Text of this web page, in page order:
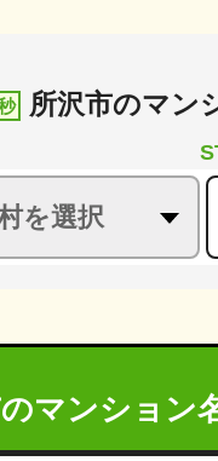
所沢市のマン
マンション